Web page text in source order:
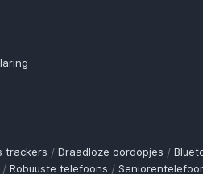
trackers / Draadloze oordopjes /
/ Robuuste telefoons /